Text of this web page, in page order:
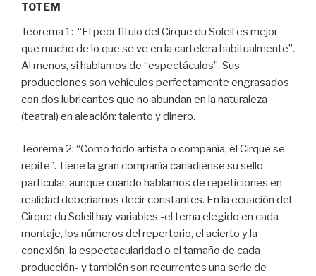
TOTEM
Teorema 1: “El peor título del Cirque du Soleil es mejor
que mucho de lo que se ve en la cartelera habitualmente”.
Al menos, si hablamos de “espectáculos”. Sus
producciones son vehículos perfectamente engrasados
con dos lubricantes que no abundan en la naturaleza
(teatral) en aleación: talento y dinero.
Teorema 2: “Como todo artista o compañía, el Cirque se
repite”. Tiene la gran compañía canadiense su sello
particular, aunque cuando hablamos de repeticiones en
realidad deberíamos decir constantes. En la ecuación del
Cirque du Soleil hay variables -el tema elegido en cada
montaje, los números del repertorio, el acierto y la
conexión, la espectacularidad o el tamaño de cada
producción- y también son recurrentes una serie de